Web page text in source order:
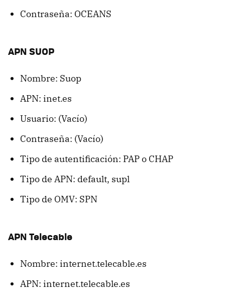
Contraseña: OCEANS
APN SUOP
Nombre: Suop
APN: inet.es
Usuario: (Vacío)
Contraseña: (Vacío)
Tipo de autentificación: PAP o CHAP
Tipo de APN: default, supl
Tipo de OMV: SPN
APN Telecable
Nombre: internet.telecable.es
APN: internet.telecable.es